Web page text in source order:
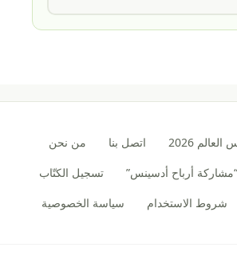
2026 اتصل بنا
من نحن
أرباح أدسينس”
تسجيل الكتّاب
شروط الاستخدام سياسة الخصوصية